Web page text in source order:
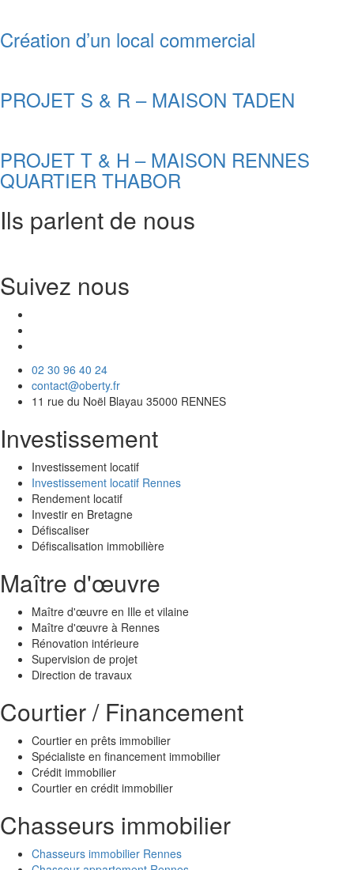
Création d’un local commercial
PROJET S & R – MAISON TADEN
PROJET T & H – MAISON RENNES
QUARTIER THABOR
Ils parlent de nous
Suivez nous
02 30 96 40 24
contact@oberty.fr
11 rue du Noël Blayau 35000 RENNES
Investissement
Investissement locatif
Investissement locatif Rennes
Rendement locatif
Investir en Bretagne
Défiscaliser
Défiscalisation immobilière
Maître d'œuvre
Maître d'œuvre en Ille et vilaine
Maître d'œuvre à Rennes
Rénovation intérieure
Supervision de projet
Direction de travaux
Courtier / Financement
Courtier en prêts immobilier
Spécialiste en financement immobilier
Crédit immobilier
Courtier en crédit immobilier
Chasseurs immobilier
Chasseurs immobilier Rennes